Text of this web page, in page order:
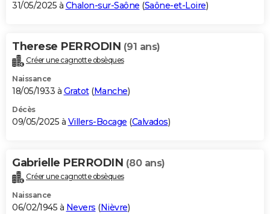
31/05/2025 à Chalon-sur-Saône (Saône-et-Loire)
Therese PERRODIN (91 ans)
Créer une cagnotte obsèques
Naissance
18/05/1933 à Gratot(Manche)
Décès
09/05/2025 à Villers-Bocage (Calvados)
Gabrielle PERRODIN (80 ans)
Créer une cagnotte obsèques
Naissance
06/02/1945 à Nevers (Nièvre)